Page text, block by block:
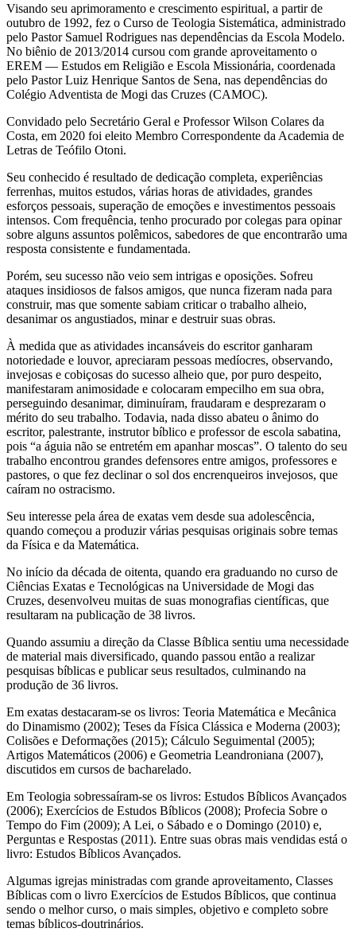
Visando seu aprimoramento e crescimento espiritual, a partir de
outubro de 1992, fez o Curso de Teologia Sistemática, administrado
pelo Pastor Samuel Rodrigues nas dependências da Escola Modelo.
No biênio de 2013/2014 cursou com grande aproveitamento o
EREM — Estudos em Religião e Escola Missionária, coordenada
pelo Pastor Luiz Henrique Santos de Sena, nas dependências do
Colégio Adventista de Mogi das Cruzes (CAMOC).
Convidado pelo Secretário Geral e Professor Wilson Colares da
Costa, em 2020 foi eleito Membro Correspondente da Academia de
Letras de Teófilo Otoni.
Seu conhecido é resultado de dedicação completa, experiências
ferrenhas, muitos estudos, várias horas de atividades, grandes
esforços pessoais, superação de emoções e investimentos pessoais
intensos. Com frequência, tenho procurado por colegas para opinar
sobre alguns assuntos polêmicos, sabedores de que encontrarão uma
resposta consistente e fundamentada.
Porém, seu sucesso não veio sem intrigas e oposições. Sofreu
ataques insidiosos de falsos amigos, que nunca fizeram nada para
construir, mas que somente sabiam criticar o trabalho alheio,
desanimar os angustiados, minar e destruir suas obras.
À medida que as atividades incansáveis ​​​​do escritor ganharam
notoriedade e louvor, apreciaram pessoas medíocres, observando,
invejosas e cobiçosas do sucesso alheio que, por puro despeito,
manifestaram animosidade e colocaram empecilho em sua obra,
perseguindo desanimar, diminuíram, fraudaram e desprezaram o
mérito do seu trabalho. Todavia, nada disso abateu o ânimo do
escritor, palestrante, instrutor bíblico e professor de escola sabatina,
pois “a águia não se entretém em apanhar moscas”. O talento do seu
trabalho encontrou grandes defensores entre amigos, professores e
pastores, o que fez declinar o sol dos encrenqueiros invejosos, que
caíram no ostracismo.
Seu interesse pela área de exatas vem desde sua adolescência,
quando começou a produzir várias pesquisas originais sobre temas
da Física e da Matemática.
No início da década de oitenta, quando era graduando no curso de
Ciências Exatas e Tecnológicas na Universidade de Mogi das
Cruzes, desenvolveu muitas de suas monografias científicas, que
resultaram na publicação de 38 livros.
Quando assumiu a direção da Classe Bíblica sentiu uma necessidade
de material mais diversificado, quando passou então a realizar
pesquisas bíblicas e publicar seus resultados, culminando na
produção de 36 livros.
Em exatas destacaram-se os livros: Teoria Matemática e Mecânica
do Dinamismo (2002); Teses da Física Clássica e Moderna (2003);
Colisões e Deformações (2015); Cálculo Seguimental (2005);
Artigos Matemáticos (2006) e Geometria Leandroniana (2007),
discutidos em cursos de bacharelado.
Em Teologia sobressaíram-se os livros: Estudos Bíblicos Avançados
(2006); Exercícios de Estudos Bíblicos (2008); Profecia Sobre o
Tempo do Fim (2009); A Lei, o Sábado e o Domingo (2010) e,
Perguntas e Respostas (2011). Entre suas obras mais vendidas está o
livro: Estudos Bíblicos Avançados.
Algumas igrejas ministradas com grande aproveitamento, Classes
Bíblicas com o livro Exercícios de Estudos Bíblicos, que continua
sendo o melhor curso, o mais simples, objetivo e completo sobre
temas bíblicos-doutrinários.